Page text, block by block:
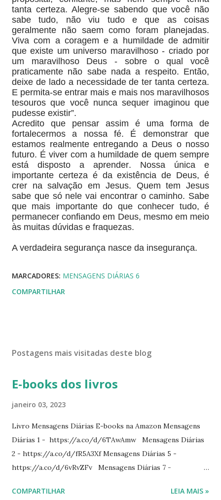
tanta certeza. Alegre-se sabendo que você não
sabe tudo, não viu tudo e que as coisas
geralmente não saem como foram planejadas.
Viva com a coragem e a humildade de admitir
que existe um universo maravilhoso - criado por
um maravilhoso Deus - sobre o qual você
praticamente não sabe nada a respeito. Então,
deixe de lado a necessidade de ter tanta certeza.
E permita-se entrar mais e mais nos maravilhosos
tesouros que você nunca sequer imaginou que
pudesse existir”.
Acredito que pensar assim é uma forma de
fortalecermos a nossa fé. É demonstrar que
estamos realmente entregando a Deus o nosso
futuro. É viver com a humildade de quem sempre
está disposto a aprender. Nossa única e
importante certeza é da existência de Deus, é
crer na salvação em Jesus. Quem tem Jesus
sabe que só nele vai encontrar o caminho. Sabe
que mais importante do que conhecer tudo, é
permanecer confiando em Deus, mesmo em meio
às muitas dúvidas e fraquezas.
A verdadeira segurança nasce da insegurança.
MARCADORES: MENSAGENS DIÁRIAS 6
COMPARTILHAR
Postagens mais visitadas deste blog
E-books dos livros
janeiro 03, 2023
Livro Mensagens Diárias E-books na Amazon Mensagens
Diárias 1 - https://a.co/d/6TAwAmw Mensagens Diárias
2 - https://a.co/d/fR5A3Xf Mensagens Diárias 5 -
https://a.co/d/6vRvZFv Mensagens Diárias 7 -
https://a.co/d/h4iP1oj Mensagens Diárias 10 -
COMPARTILHAR LEIA MAIS »